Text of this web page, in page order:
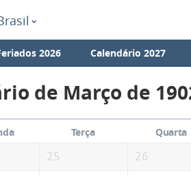
2026 Calendário 2027
de Março de
Terça Quarta
25 26